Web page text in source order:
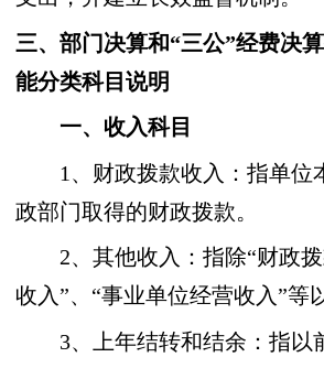
三、部门决算和“三公”经费决
能分类科目说明
一、收入科目
1、财政拨款收入：指单位
政部门取得的财政拨款。
2、其他收入：指除“财政拨
收入”、“事业单位经营收入”等
3、上年结转和结余：指以